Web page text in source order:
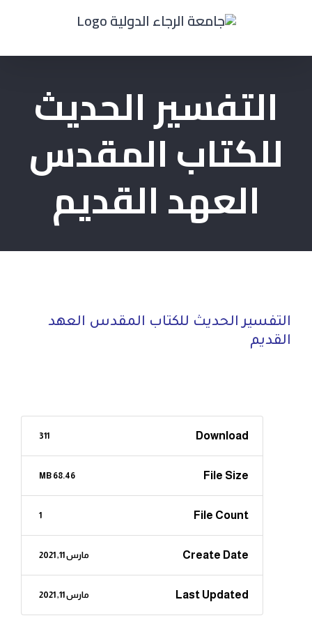
content
التفسير الحديث
للكتاب المقدس
العهد القديم
التفسير الحديث للكتاب المقدس العهد
القديم
Download
311
File Size
68.46 MB
File Count
1
Create Date مارس 11, 2021
Last Updated مارس 11, 2021